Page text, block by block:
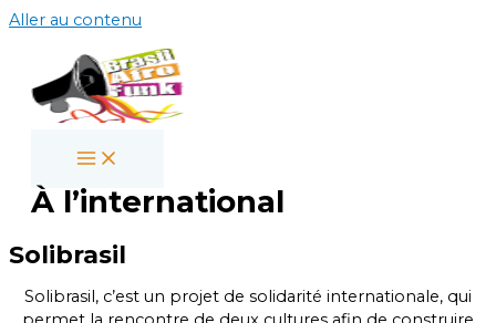
Aller au contenu
À l’international
Solibrasil
Solibrasil, c’est un projet de solidarité internationale, qui